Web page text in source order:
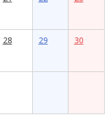
28 29 30